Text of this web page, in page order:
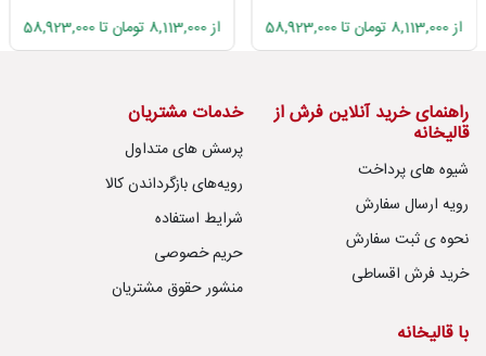
از 8,113,000 تومان تا 58,923,000
از 8,113,000 تومان تا 58,923,000
راهنمای خرید آنلاین فرش از
قالیخانه
شیوه های پرداخت
رویه ارسال سفارش
نحوه ی ثبت سفارش
خرید فرش اقساطی
خدمات مشتریان
پرسش های متداول
رویه‌های بازگرداندن کالا
شرایط استفاده
حریم خصوصی
منشور حقوق مشتریان
با قالیخانه